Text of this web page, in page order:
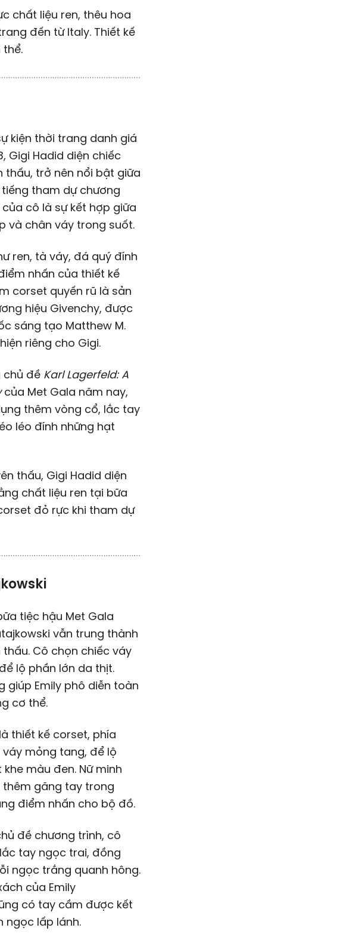
chất liệu ren, thêu hoa
đến từ Italy. Thiết kế
kiện thời trang danh giá
Gigi Hadid diện chiếc
thấu, trở nên nổi bật giữa
tham dự chương
của cô là sự kết hợp giữa
và chân váy trong suốt.
ren, tà váy, đá quý đính
nhấn của thiết kế
corset quyến rũ là sản
hiệu Givenchy, được
sáng tạo Matthew M.
riêng cho Gigi.
chủ đề Karl Lagerfeld: A
của Met Gala năm nay,
thêm vòng cổ, lắc tay
léo đính những hạt
thấu, Gigi Hadid diện
chất liệu ren tại bữa
đỏ rực khi tham dự
tiệc hậu Met Gala
vẫn trung thành
Cô chọn chiếc váy
lộ phần lớn da thịt.
giúp Emily phô diễn toàn
cơ thể.
thiết kế corset, phía
mỏng tang, để lộ
màu đen. Nữ minh
găng tay trong
điểm nhấn cho bộ đồ.
đề chương trình, cô
tay ngọc trai, đồng
ngọc trắng quanh hông.
của Emily
có tay cầm được kết
ngọc lấp lánh.